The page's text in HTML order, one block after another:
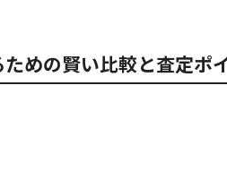
めの賢い比較と査定ポ